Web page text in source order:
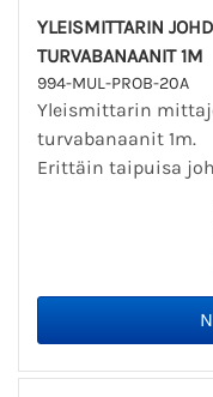
YLEISMITTARIN
TURVABANAANIT 1M
994-MUL-PROB-20A
Yleismittarin
turvabanaanit 1m.
Erittäin taipuisa